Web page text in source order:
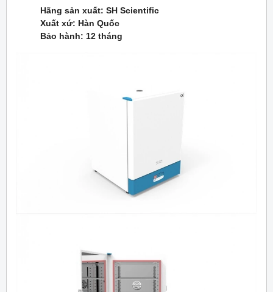
Hãng sản xuất: SH Scientific
Xuất xứ: Hàn Quốc
Bảo hành: 12 tháng